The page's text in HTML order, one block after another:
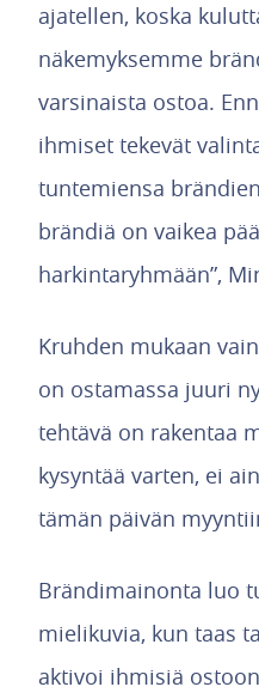
ajatellen, koska
näkemyksemme
varsinaista ostoa.
ihmiset tekevät
tuntemiensa
brändiä on vaikea
harkintaryhmään”,
Kruhden mukaan
on ostamassa juuri
tehtävä on rakentaa
kysyntää varten, ei
tämän päivän
Brändimainonta luo
mielikuvia, kun taas
aktivoi ihmisiä